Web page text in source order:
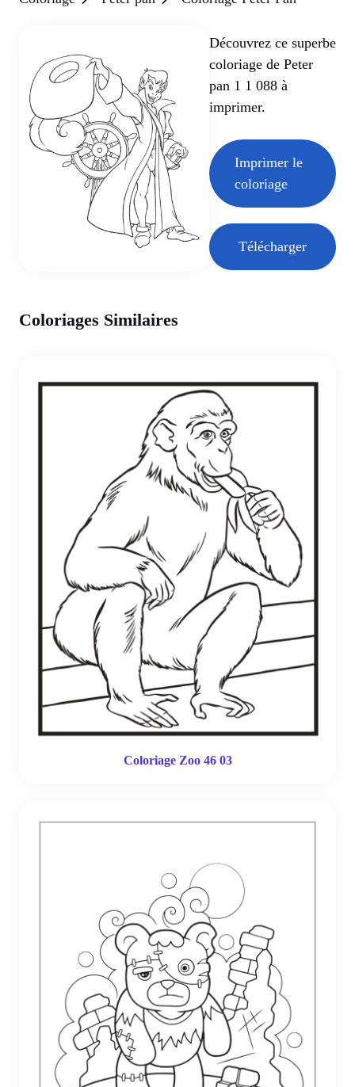
Découvrez ce superbe
coloriage de Peter
pan 1 1 088 à
imprimer.
Imprimer le
coloriage
Télécharger
Coloriages Similaires
Coloriage Zoo 46 03